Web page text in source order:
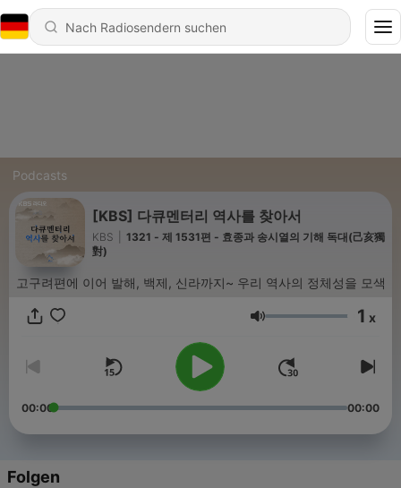
Podcasts
[KBS] 다큐멘터리 역사를 찾아서
KBS
1321 - 제 1531편 - 효종과 송시열의 기해 독대(己亥獨
對)
고구려편에 이어 발해, 백제, 신라까지~ 우리 역사의 정체성을 모색
Lautstärke 1 x
00:00 00:00
Folgen